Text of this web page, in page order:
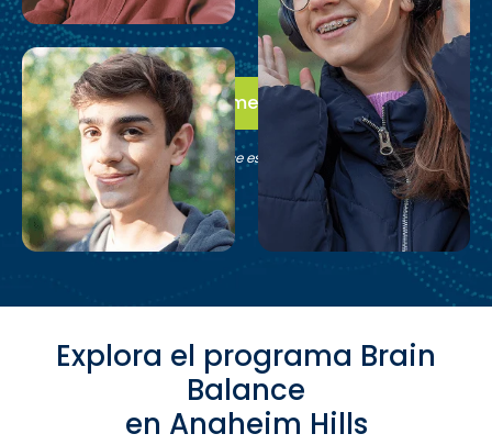
Da el primer paso
Comprueba si Brain Balance es adecuado para tu familia.
Explora el programa Brain
Balance
en Anaheim Hills